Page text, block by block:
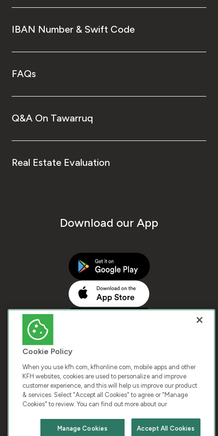
IBAN Number & Swift Code
FAQs
Q&A On Tawarruq
Real Estate Evaluation
Download our App
COPYRIGHT © 2026 KUWAIT FINANCE HOUSE. ALL
RIGHTS RESERVED
Terms & Condition Cookies Privacy Policy
Cookie Policy
When you use kfh.com, kfhonline.com, mobile apps and other
KFH websites, cookies are used to personalize and improve
customer experience, and this will help us improve our product
& services. Select "Accept all Cookies" to agree or "Manage
Cookies" to review. You can find out more about our
Accept All Cookies
Manage Cookies